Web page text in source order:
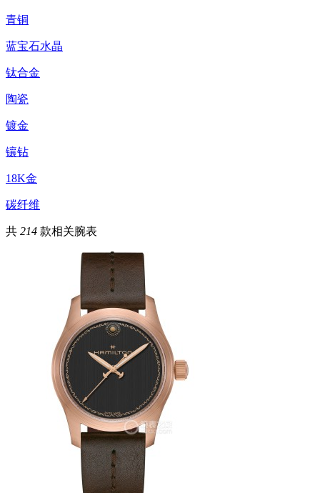
青铜
蓝宝石水晶
钛合金
陶瓷
镀金
镶钻
18K金
碳纤维
共 214 款相关腕表